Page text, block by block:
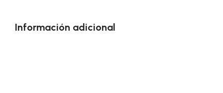
Información adicional